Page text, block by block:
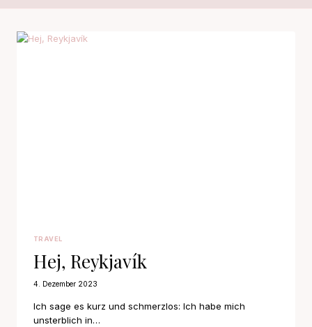
TRAVEL
Hej, Reykjavík
4. Dezember 2023
Ich sage es kurz und schmerzlos: Ich habe mich
unsterblich in…